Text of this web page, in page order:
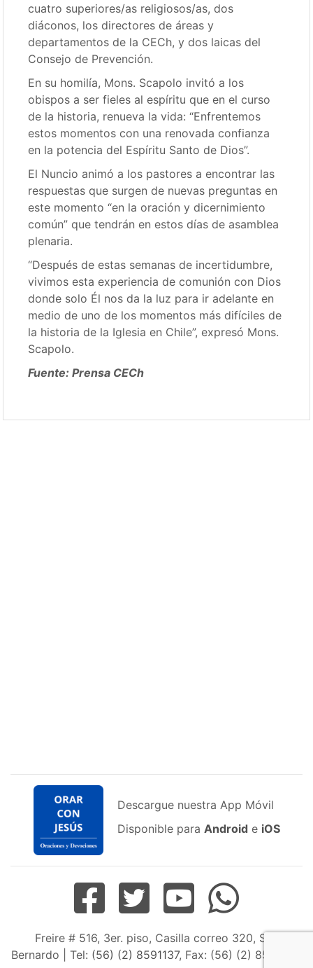
cuatro superiores/as religiosos/as, dos
diáconos, los directores de áreas y
departamentos de la CECh, y dos laicas del
Consejo de Prevención.
En su homilía, Mons. Scapolo invitó a los
obispos a ser fieles al espíritu que en el curso
de la historia, renueva la vida: “Enfrentemos
estos momentos con una renovada confianza
en la potencia del Espíritu Santo de Dios”.
El Nuncio animó a los pastores a encontrar las
respuestas que surgen de nuevas preguntas en
este momento “en la oración y dicernimiento
común” que tendrán en estos días de asamblea
plenaria.
“Después de estas semanas de incertidumbre,
vivimos esta experiencia de comunión con Dios
donde solo Él nos da la luz para ir adelante en
medio de uno de los momentos más difíciles de
la historia de la Iglesia en Chile”, expresó Mons.
Scapolo.
Fuente: Prensa CECh
Descargue nuestra App Móvil
Disponible para Android e iOS
Freire # 516, 3er. piso, Casilla correo 320, San
Bernardo | Tel: (56) (2) 8591137, Fax: (56) (2) 8598163